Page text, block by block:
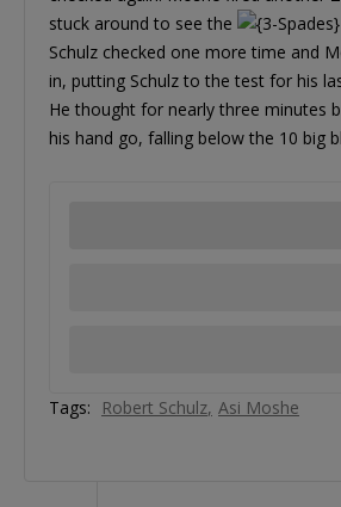
stuck around to see the
Schulz checked one more time and
in, putting Schulz to the test for his
He thought for nearly three minutes
his hand go, falling below the 10 big
Tags: Robert Schulz Asi Moshe